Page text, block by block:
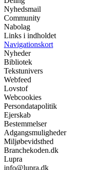
Nyhedsmail
Community
Nabolag
Links i indholdet
Navigationskort
Nyheder
Bibliotek
Tekstunivers
Webfeed
Lovstof
Webcookies
Persondatapolitik
Ejerskab
Bestemmelser
Adgangsmuligheder
Miljøbevidsthed
Branchekoden.dk
Lupra
info@lupra.dk